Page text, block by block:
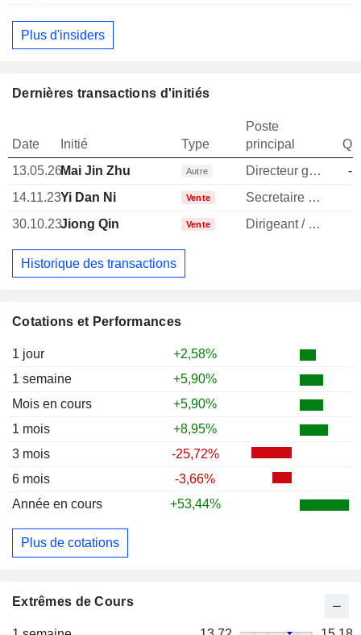
Cotations et Performances
1 jour
+2,58%
1 semaine
+5,90%
Mois en cours
+5,90%
1 mois
+8,95%
3 mois
-25,72%
6 mois
-3,66%
Année en cours
+53,44%
Plus de cotations
Extrêmes de Cours
Plus d'insiders
Dernières transactions d'initiés
Date Initié Type
Poste
principal
13.05.26Mai Jin Zhu Autre Directeur general
-
14.11.23Yi Dan Ni Vente Secretaire general
30.10.23Jiong Qin Vente Dirigeant / cadre principal
Historique des transactions